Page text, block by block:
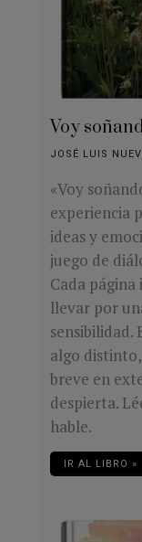
Voy
JOSÉ LUIS
«Voy
experiencia
ideas y
juego de
Cada
llevar por
sensibilidad.
algo
breve en
despierta.
hable.
IR AL LIBRO »